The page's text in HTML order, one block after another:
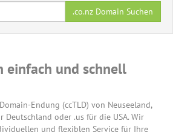
.co.nz Domain Suchen
einfach und schnell
Endung (ccTLD) von Neuseeland,
Deutschland oder .us für die USA. Wir
und flexiblen Service für Ihre